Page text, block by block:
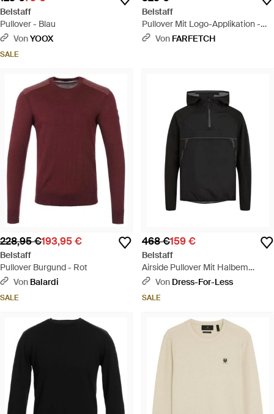
Belstaff
Pullover - Blau
VonYOOX
SALE
Belstaff
Pullover Mit Logo-Applikation -
GrünVon FARFETCH
228,95 €193,95 €
Belstaff
Pullover Burgund - Rot
Von Balardi
SALE
468 €159 €
Belstaff
Airside Pullover Mit Halbem
Reißverschluss Jacke - Schwarz
Von Dress-For-Less
SALE